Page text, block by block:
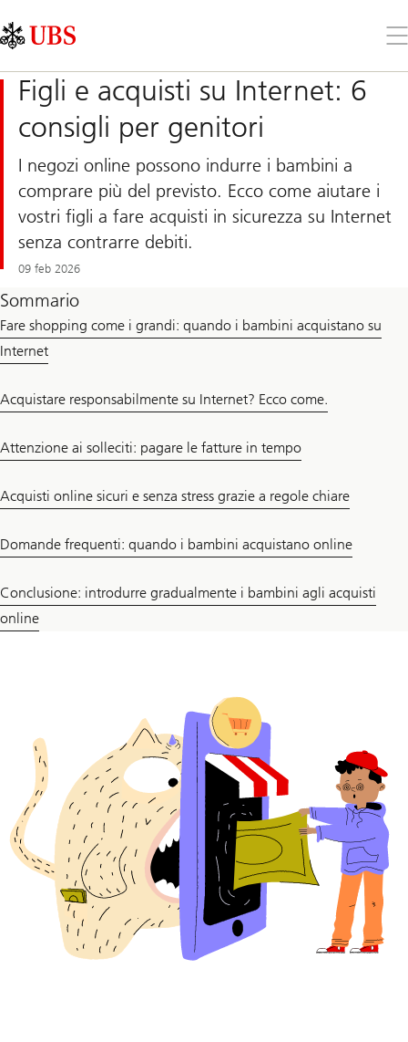
Links
Area
il
Figli e acquisti su Internet: 6
consigli per genitori
I negozi online possono indurre i bambini a
comprare più del previsto. Ecco come aiutare i
vostri figli a fare acquisti in sicurezza su Internet
senza contrarre debiti.
09 feb 2026
Sommario
Fare shopping come i grandi: quando i bambini acquistano su
Internet
Acquistare responsabilmente su Internet? Ecco come.
Attenzione ai solleciti: pagare le fatture in tempo
Acquisti online sicuri e senza stress grazie a regole chiare
Domande frequenti: quando i bambini acquistano online
Conclusione: introdurre gradualmente i bambini agli acquisti
online